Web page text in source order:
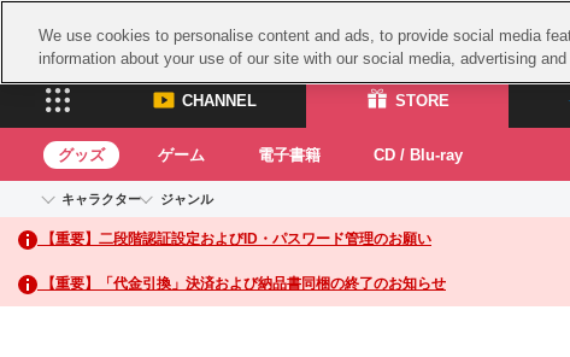
CHANNEL STORE
CHANNEL
ASOBI CHANNEL TOP
STORE
ASOBI STORE TOP
グッズ
グッズ ゲーム 電子書籍 CD / Blu-ray
キャラクター
アイドルマスターシリーズ
アイドルマスター
アイドルマスター シンデレラガールズ
ジャンル
イベントグッズ
トイ・ホビー
【重要】二段階認証設定およびID・パスワード管理のお願い
【重要】「代金引換」決済および納品書同梱の終了のお知らせ
We use cookies to personalise content and ads, to provide social media
information about your use of our site with our social media, advertising